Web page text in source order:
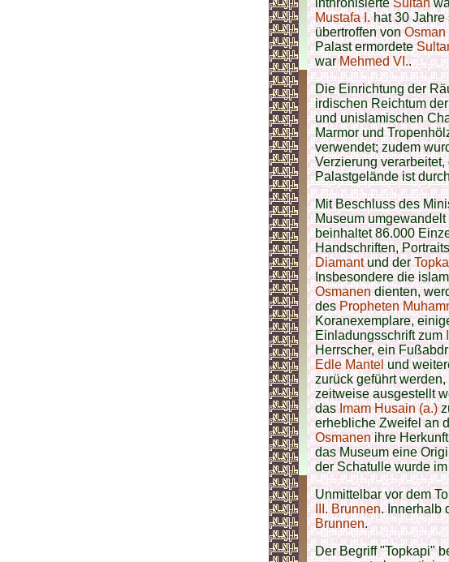
Mustafa I.hat 30 Jahre
übertroffen vonOsman
Palast ermordete
warMehmed VI..
Die Einrichtung der
irdischen Reichtum
und unislamischen
Marmor und
verwendet; zudem
Verzierung
Palastgelände ist
Mit Beschluss des
Museum
beinhaltet 86.000
Handschriften,
Diamantund der
Insbesondere die
Osmanendienten,
desPropheten
Koranexemplare,
Einladungsschrift zum
Herrscher, ein
Edle Mantelund
zurück geführt
zeitweise ausgestellt
dasImam Husain (a.)
erhebliche Zweifel an
Osmanenihre
das Museum eine
der Schatulle wurde
Unmittelbar vor dem
III. Brunnen. Innerhalb
Brunnen.
Der Begriff "Topkapi"